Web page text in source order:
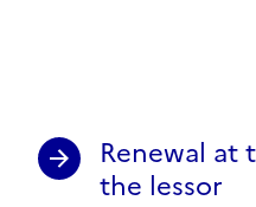
Renewal
the lessor